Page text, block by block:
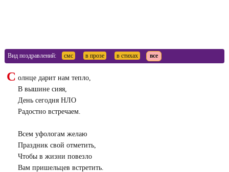
Вид поздравлений: смс в прозе в стихах все
С олнце дарит нам тепло,
В вышине сияя,
День сегодня НЛО
Радостно встречаем.
Всем уфологам желаю
Праздник свой отметить,
Чтобы в жизни повезло
Вам пришельцев встретить.